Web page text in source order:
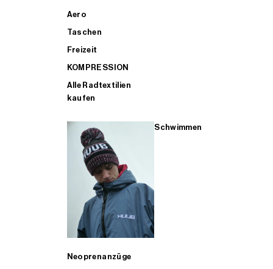
Aero
Taschen
Freizeit
KOMPRESSION
Alle Radtextilien
kaufen
Schwimmen
Neoprenanzüge